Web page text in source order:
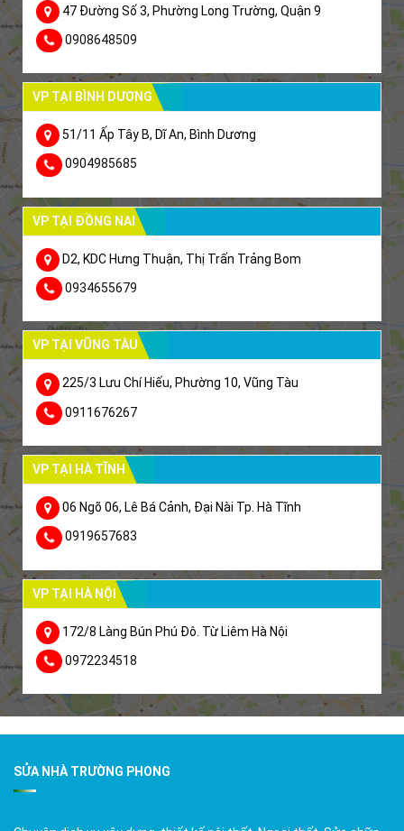
47 Đường Số 3, Phường Long Trường, Quận 9
0908648509
VP TẠI BÌNH DƯƠNG
51/11 Ấp Tây B, Dĩ An, Bình Dương
0904985685
VP TẠI ĐỒNG NAI
D2, KDC Hưng Thuận, Thị Trấn Trảng Bom
0934655679
VP TẠI VŨNG TÀU
225/3 Lưu Chí Hiếu, Phường 10, Vũng Tàu
0911676267
VP TẠI HÀ TĨNH
06 Ngõ 06, Lê Bá Cảnh, Đại Nài Tp. Hà Tĩnh
0919657683
VP TẠI HÀ NỘI
172/8 Làng Bún Phú Đô. Từ Liêm Hà Nội
0972234518
SỬA NHÀ TRƯỜNG PHONG